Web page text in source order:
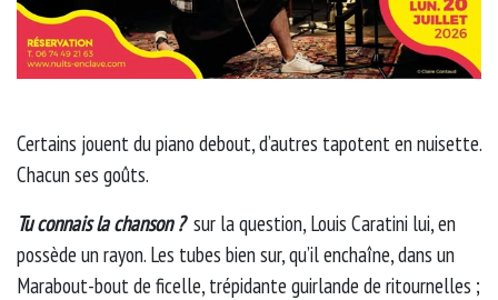
Certains jouent du piano debout, d’autres tapotent en nuisette.
Chacun ses goûts.
Tu connais la chanson ?sur la question, Louis Caratini lui, en
possède un rayon. Les tubes bien sur, qu’il enchaîne, dans un
Marabout-bout de ficelle, trépidante guirlande de ritournelles ;